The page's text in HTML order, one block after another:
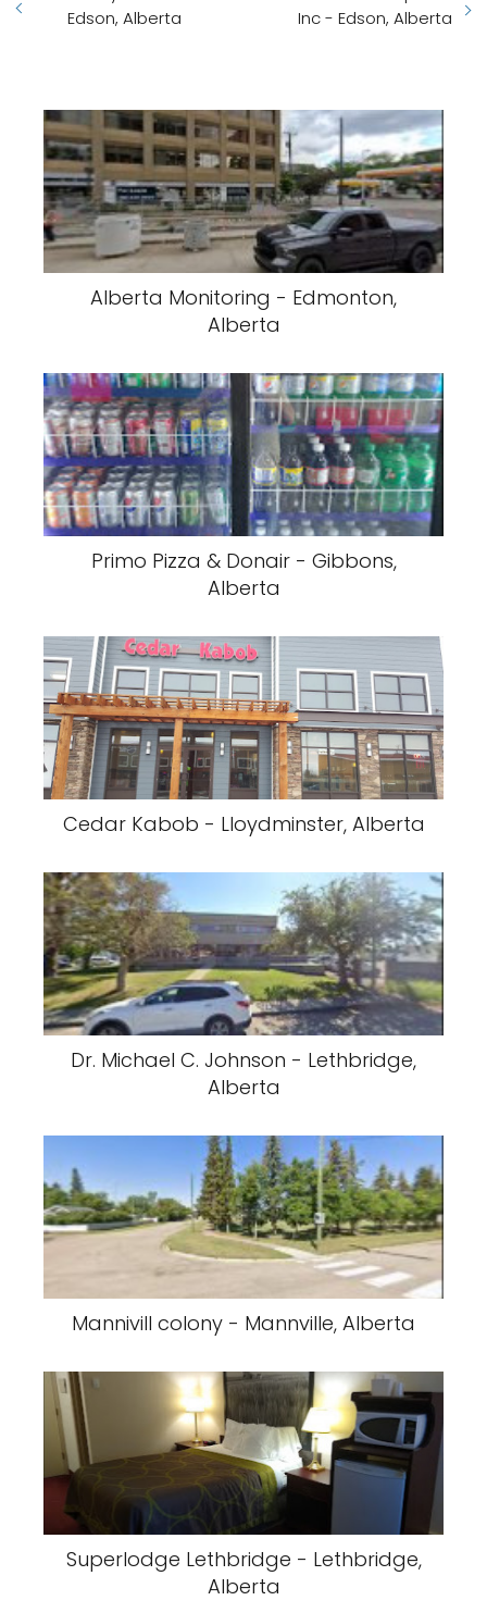
Edson, Alberta
Inc - Edson, Alberta
Alberta Monitoring - Edmonton,
Alberta
Primo Pizza & Donair - Gibbons,
Alberta
Cedar Kabob - Lloydminster, Alberta
Dr. Michael C. Johnson - Lethbridge,
Alberta
Mannivill colony - Mannville, Alberta
Superlodge Lethbridge - Lethbridge,
Alberta